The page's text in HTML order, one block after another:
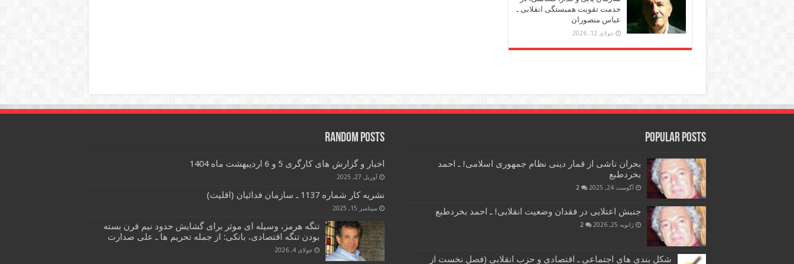
خدمت تقویت همبستگی انقلابی ـ
عباس منصوران
جولای 12, 2026
Popular Posts
بحران ناشی از قمار دینی نظام جمهوری اسلامی! ـ احمد
بخردطبع
آگوست 24, 2025 2
جنبش اعتلایی در فقدان وضعیت انقلابی! ـ احمد بخردطبع
ژانویه 25, 2026 2
شکل بندی های اجتماعی ـ اقتصادی و حزب انقلابی (فصل نخست از
Random Posts
اخبار و گزارش های کارگری 5 و 6 اردیبهشت ماه 1404
آوریل 27, 2025
نشریه کار شماره 1137 ـ سازمان فدائیان (اقلیت)
سپتامبر 15, 2025
تنگه هرمز، وسیله ای موثر برای گشایش حدود نیم قرن بسته
بودن تنگه اقتصادی، بانکی: از جمله تحریم ها ـ علی صدارت
جولای 4, 2026